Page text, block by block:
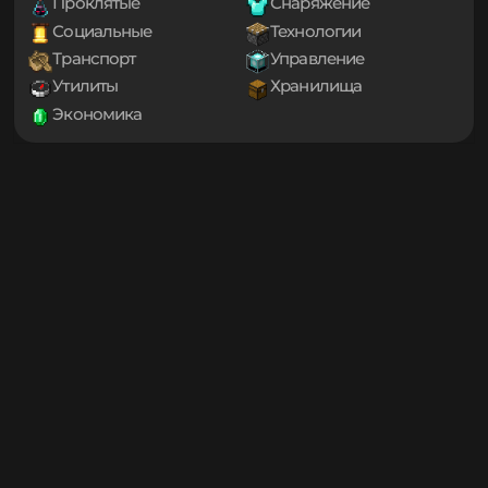
1.20.1
1.20
1.19.4
1.19.3
1.19.2
1.19.1
Библиотеки
Генерация мира
Декорации Еда
Игровые механики Магия